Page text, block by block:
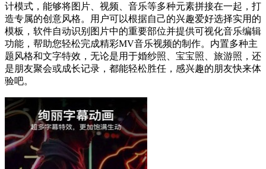
计模式，能够将图片、视频、音乐等多种元素拼接在一起，打
造专属的创意风格。用户可以根据自己的兴趣爱好选择实用的
模板，软件自动识别图片中的重要部位并提供可视化音乐编辑
功能，帮助您轻松完成精彩MV音乐视频的制作。内置多种主
题风格和文字特效，无论是用于婚纱照、宝宝照、旅游照，还
是朋友聚会或成长记录，都能轻松胜任，感兴趣的朋友快来体
验吧。